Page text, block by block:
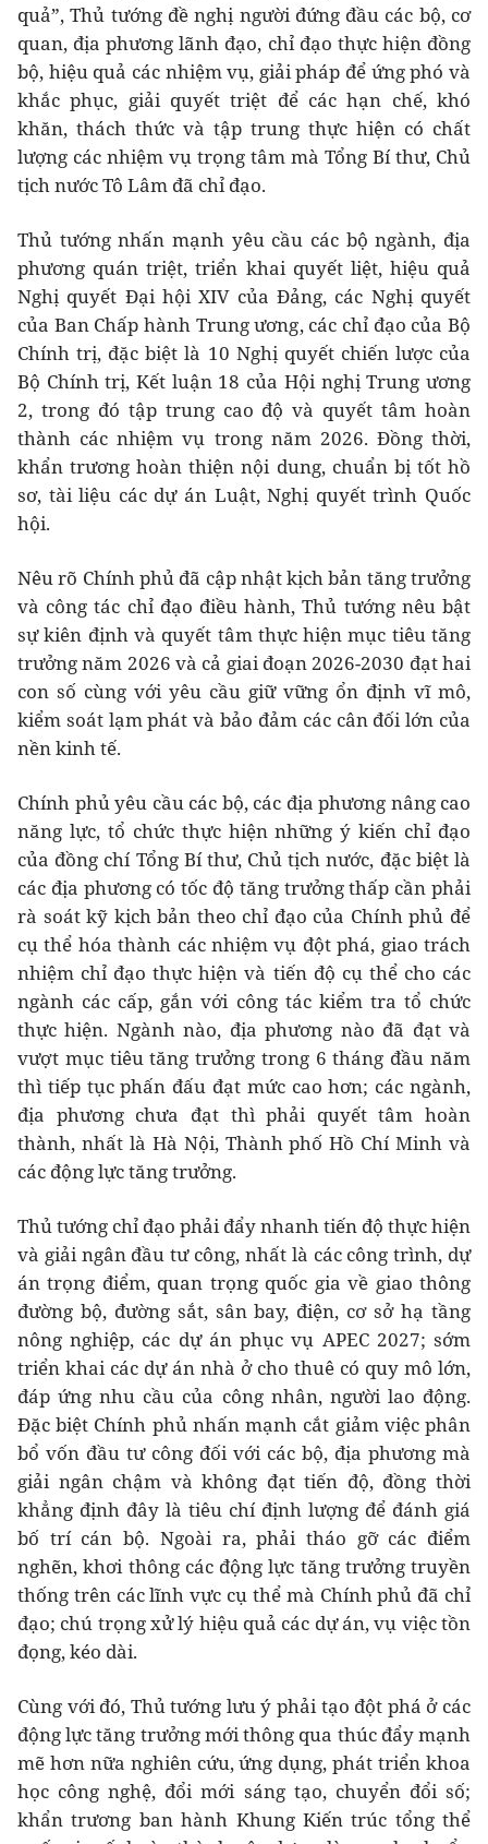
quả”, Thủ tướng đề nghị người đứng đầu các bộ, cơ
quan, địa phương lãnh đạo, chỉ đạo thực hiện đồng
bộ, hiệu quả các nhiệm vụ, giải pháp để ứng phó và
khắc phục, giải quyết triệt để các hạn chế, khó
khăn, thách thức và tập trung thực hiện có chất
lượng các nhiệm vụ trọng tâm mà Tổng Bí thư, Chủ
tịch nước Tô Lâm đã chỉ đạo.
Thủ tướng nhấn mạnh yêu cầu các bộ ngành, địa
phương quán triệt, triển khai quyết liệt, hiệu quả
Nghị quyết Đại hội XIV của Đảng, các Nghị quyết
của Ban Chấp hành Trung ương, các chỉ đạo của Bộ
Chính trị, đặc biệt là 10 Nghị quyết chiến lược của
Bộ Chính trị, Kết luận 18 của Hội nghị Trung ương
2, trong đó tập trung cao độ và quyết tâm hoàn
thành các nhiệm vụ trong năm 2026. Đồng thời,
khẩn trương hoàn thiện nội dung, chuẩn bị tốt hồ
sơ, tài liệu các dự án Luật, Nghị quyết trình Quốc
hội.
Nêu rõ Chính phủ đã cập nhật kịch bản tăng trưởng
và công tác chỉ đạo điều hành, Thủ tướng nêu bật
sự kiên định và quyết tâm thực hiện mục tiêu tăng
trưởng năm 2026 và cả giai đoạn 2026-2030 đạt hai
con số cùng với yêu cầu giữ vững ổn định vĩ mô,
kiểm soát lạm phát và bảo đảm các cân đối lớn của
nền kinh tế.
Chính phủ yêu cầu các bộ, các địa phương nâng cao
năng lực, tổ chức thực hiện những ý kiến chỉ đạo
của đồng chí Tổng Bí thư, Chủ tịch nước, đặc biệt là
các địa phương có tốc độ tăng trưởng thấp cần phải
rà soát kỹ kịch bản theo chỉ đạo của Chính phủ để
cụ thể hóa thành các nhiệm vụ đột phá, giao trách
nhiệm chỉ đạo thực hiện và tiến độ cụ thể cho các
ngành các cấp, gắn với công tác kiểm tra tổ chức
thực hiện. Ngành nào, địa phương nào đã đạt và
vượt mục tiêu tăng trưởng trong 6 tháng đầu năm
thì tiếp tục phấn đấu đạt mức cao hơn; các ngành,
địa phương chưa đạt thì phải quyết tâm hoàn
thành, nhất là Hà Nội, Thành phố Hồ Chí Minh và
các động lực tăng trưởng.
Thủ tướng chỉ đạo phải đẩy nhanh tiến độ thực hiện
và giải ngân đầu tư công, nhất là các công trình, dự
án trọng điểm, quan trọng quốc gia về giao thông
đường bộ, đường sắt, sân bay, điện, cơ sở hạ tầng
nông nghiệp, các dự án phục vụ APEC 2027; sớm
triển khai các dự án nhà ở cho thuê có quy mô lớn,
đáp ứng nhu cầu của công nhân, người lao động.
Đặc biệt Chính phủ nhấn mạnh cắt giảm việc phân
bổ vốn đầu tư công đối với các bộ, địa phương mà
giải ngân chậm và không đạt tiến độ, đồng thời
khẳng định đây là tiêu chí định lượng để đánh giá
bố trí cán bộ. Ngoài ra, phải tháo gỡ các điểm
nghẽn, khơi thông các động lực tăng trưởng truyền
thống trên các lĩnh vực cụ thể mà Chính phủ đã chỉ
đạo; chú trọng xử lý hiệu quả các dự án, vụ việc tồn
đọng, kéo dài.
Cùng với đó, Thủ tướng lưu ý phải tạo đột phá ở các
động lực tăng trưởng mới thông qua thúc đẩy mạnh
mẽ hơn nữa nghiên cứu, ứng dụng, phát triển khoa
học công nghệ, đổi mới sáng tạo, chuyển đổi số;
khẩn trương ban hành Khung Kiến trúc tổng thể